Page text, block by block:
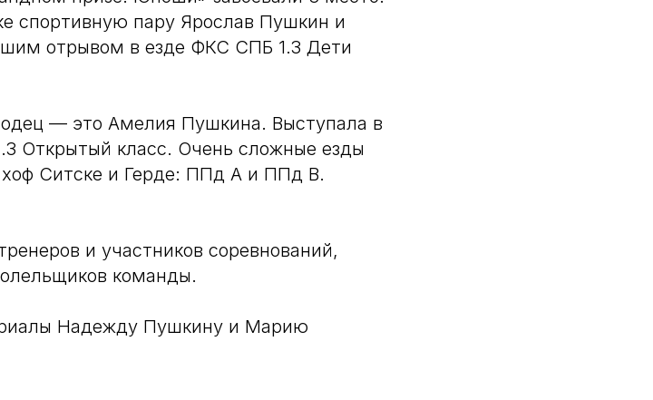
спортивную пару Ярослав Пушкин и
отрывом в езде ФКС СПБ 1.3 Дети
— это Амелия Пушкина. Выступала в
Открытый класс. Очень сложные езды
Ситске и Герде: ППд А и ППд В.
и участников соревнований,
команды.
Надежду Пушкину и Марию